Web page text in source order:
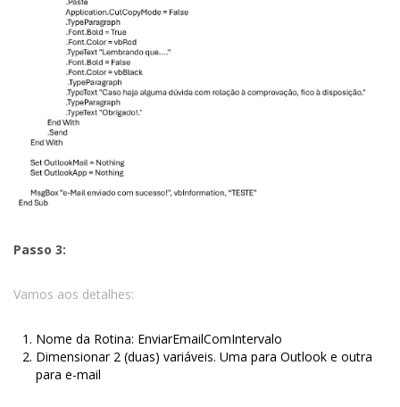
Passo 3:
Vamos aos detalhes:
Nome da Rotina: EnviarEmailComIntervalo
Dimensionar 2 (duas) variáveis. Uma para Outlook e outra
para e-mail